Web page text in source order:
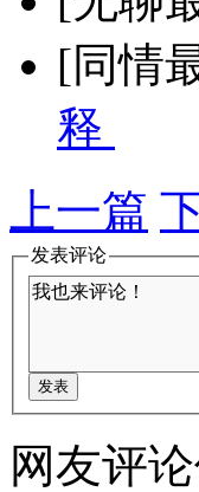
[同情
释
上一篇
发表评论
网友评